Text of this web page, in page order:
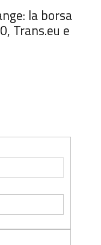
la borsa
Trans.eu e